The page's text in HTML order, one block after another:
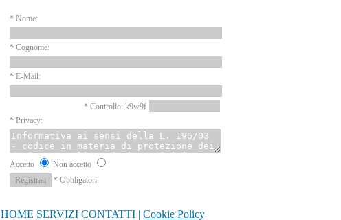
* Nome:
* Cognome:
* E-Mail:
* Controllo: k9w9f
* Privacy:
Accetto
Non accetto
* Obbligatori
HOME SERVIZI CONTATTI | Cookie Policy